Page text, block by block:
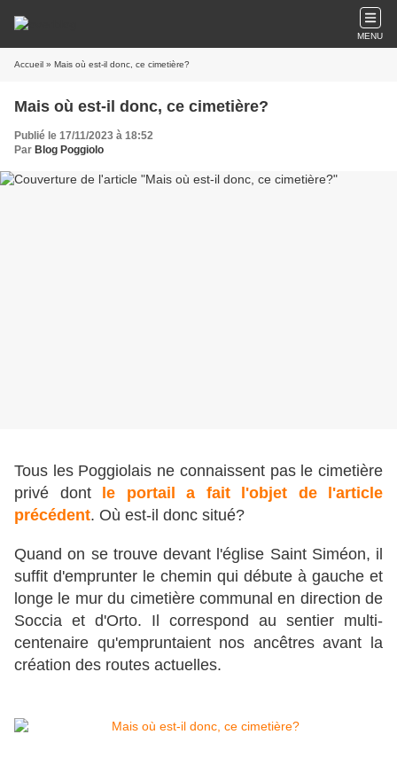
MENU
Accueil » Mais où est-il donc, ce cimetière?
Mais où est-il donc, ce cimetière?
Publié le 17/11/2023 à 18:52
Par Blog Poggiolo
Tous les Poggiolais ne connaissent pas le cimetière
privé dont
le portail a fait l'objet de l'article
précédent. Où est-il donc situé?
Quand on se trouve devant l'église Saint Siméon, il
suffit d'emprunter le chemin qui débute à gauche et
longe le mur du cimetière communal en direction de
Soccia et d'Orto. Il correspond au sentier multi-
centenaire qu'empruntaient nos ancêtres avant la
création des routes actuelles.